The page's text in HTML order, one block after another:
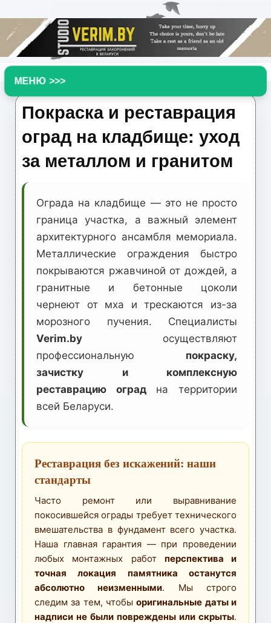
Покраска и реставрация
оград на кладбище: уход
за металлом и гранитом
Ограда на кладбище — это не просто
граница участка, а важный элемент
архитектурного ансамбля мемориала.
Металлические ограждения быстро
покрываются ржавчиной от дождей, а
гранитные и бетонные цоколи
чернеют от мха и трескаются из-за
морозного пучения. Специалисты
Verim.by осуществляют
профессиональную покраску,
зачистку и комплексную
реставрацию оградна территории
всей Беларуси.
Реставрация без искажений: наши
стандарты
Часто ремонт или выравнивание
покосившейся ограды требует технического
вмешательства в фундамент всего участка.
Наша главная гарантия — при проведении
любых монтажных работ перспектива и
точная локация памятника останутся
абсолютно неизменными. Мы строго
следим за тем, чтобыоригинальные даты и
надписи не были повреждены или скрыты.